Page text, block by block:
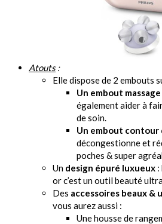
Atouts:
Elle dispose de 2 embouts
Un embout massage
également aider à
de soin.
Un embout contour
décongestionne et
poches & super
Un design épuré luxueux :
or c’est un outil beauté
Des accessoires beaux &
vous aurez aussi :
Une housse de